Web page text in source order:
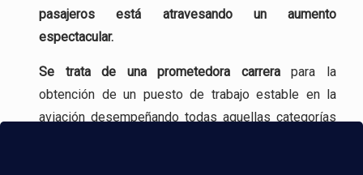
pasajeros está atravesando un aumento
espectacular.
Se trata de unaprometedora carrerapara la
obtención de un puesto de trabajo estable en la
aviación desempeñando todas aquellas categorías